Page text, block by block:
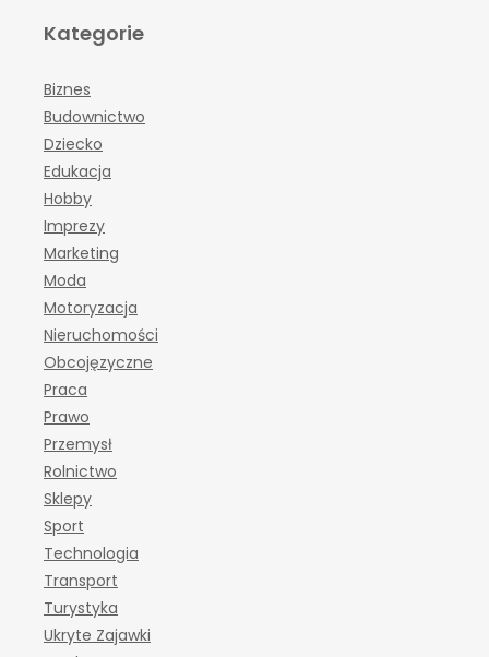
Kategorie
Biznes
Budownictwo
Dziecko
Edukacja
Hobby
Imprezy
Marketing
Moda
Motoryzacja
Nieruchomości
Obcojęzyczne
Praca
Prawo
Przemysł
Rolnictwo
Sklepy
Sport
Technologia
Transport
Turystyka
Ukryte Zajawki